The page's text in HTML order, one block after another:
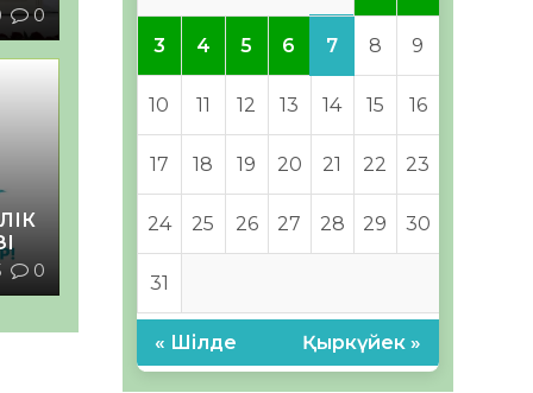
0
0
3 4 5 6 7 8 9
10 11 12 13 14 15 16
17 18 19 20 21 22 23
24 25 26 27 28 29 30
31
« Шілде Қыркүйек »